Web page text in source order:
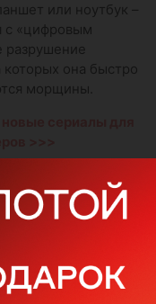
или ноутбук –
с «цифровым
разрушение
которых она быстро
морщины.
HEV, которое по
признаков
Чтобы
со
и мощными
относятся: